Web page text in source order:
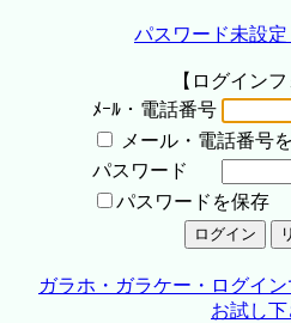
パスワード未設
【ログインフ
ﾒｰﾙ・電話番号
メール・電話番号
パスワード
パスワードを保存
ガラホ・ガラケー・ログイ
お試し下